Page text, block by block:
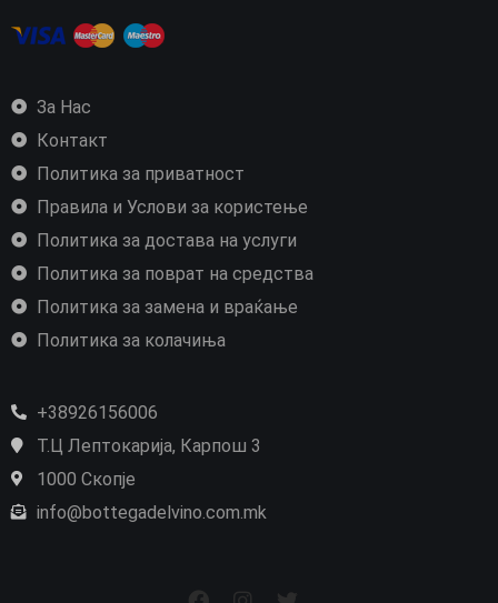
За Нас
Контакт
Политика за приватност
Правила и Услови за користење
Политика за достава на услуги
Политика за поврат на средства
Политика за замена и враќање
Политика за колачиња
+38926156006
Т.Ц Лептокарија, Карпош 3
1000 Скопје
info@bottegadelvino.com.mk